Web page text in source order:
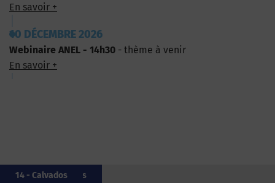
En savoir +
10 DÉCEMBRE 2026
Webinaire ANEL - 14h30 - thème à venir
En savoir +
56 - Morbihan
56 - Morbihan
976 - Mayotte
20 - Corse
20 - Corse
56 - Morbihan
62 - Pas-de-Calais
50 - Manche
85 - Vendée
14 - Calvados